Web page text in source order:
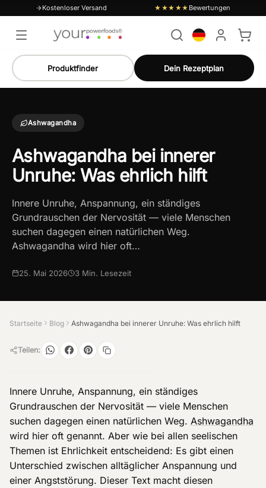
Kostenloser Versand ★★★★★ Bewertungen
Produktfinder Dein Rezeptplan
Ashwagandha
Ashwagandha bei innerer
Unruhe: Was ehrlich hilft
Innere Unruhe, Anspannung, ein ständiges
Grundrauschen der Nervosität — viele Menschen
suchen dagegen einen natürlichen Weg.
Ashwagandha wird hier oft…
25. Mai 2026 3 Min. Lesezeit
Startseite Blog Ashwagandha bei innerer Unruhe: Was ehrlich hilft
Teilen:
Innere Unruhe, Anspannung, ein ständiges
Grundrauschen der Nervosität — viele Menschen
suchen dagegen einen natürlichen Weg. Ashwagandha
wird hier oft genannt. Aber wie bei allen seelischen
Themen ist Ehrlichkeit entscheidend: Es gibt einen
Unterschied zwischen alltäglicher Anspannung und
einer Angststörung. Dieser Text macht diesen